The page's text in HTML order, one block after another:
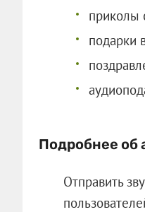
приколы
подарки
Подробнее об
Отправить